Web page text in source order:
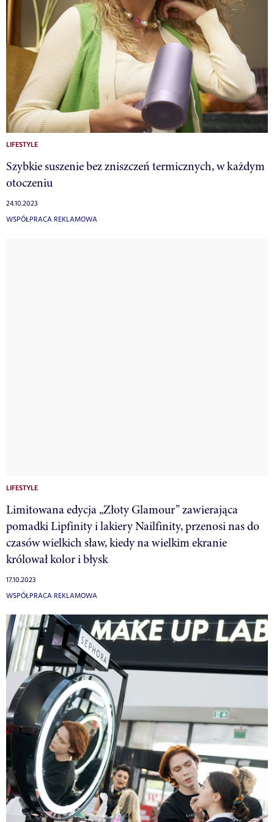
LIFESTYLE
Szybkie suszenie bez zniszczeń termicznych, w każdym
otoczeniu
24.10.2023
WSPÓŁPRACA REKLAMOWA
LIFESTYLE
Limitowana edycja „Złoty Glamour” zawierająca
pomadki Lipfinity i lakiery Nailfinity, przenosi nas do
czasów wielkich sław, kiedy na wielkim ekranie
królował kolor i błysk
17.10.2023
WSPÓŁPRACA REKLAMOWA